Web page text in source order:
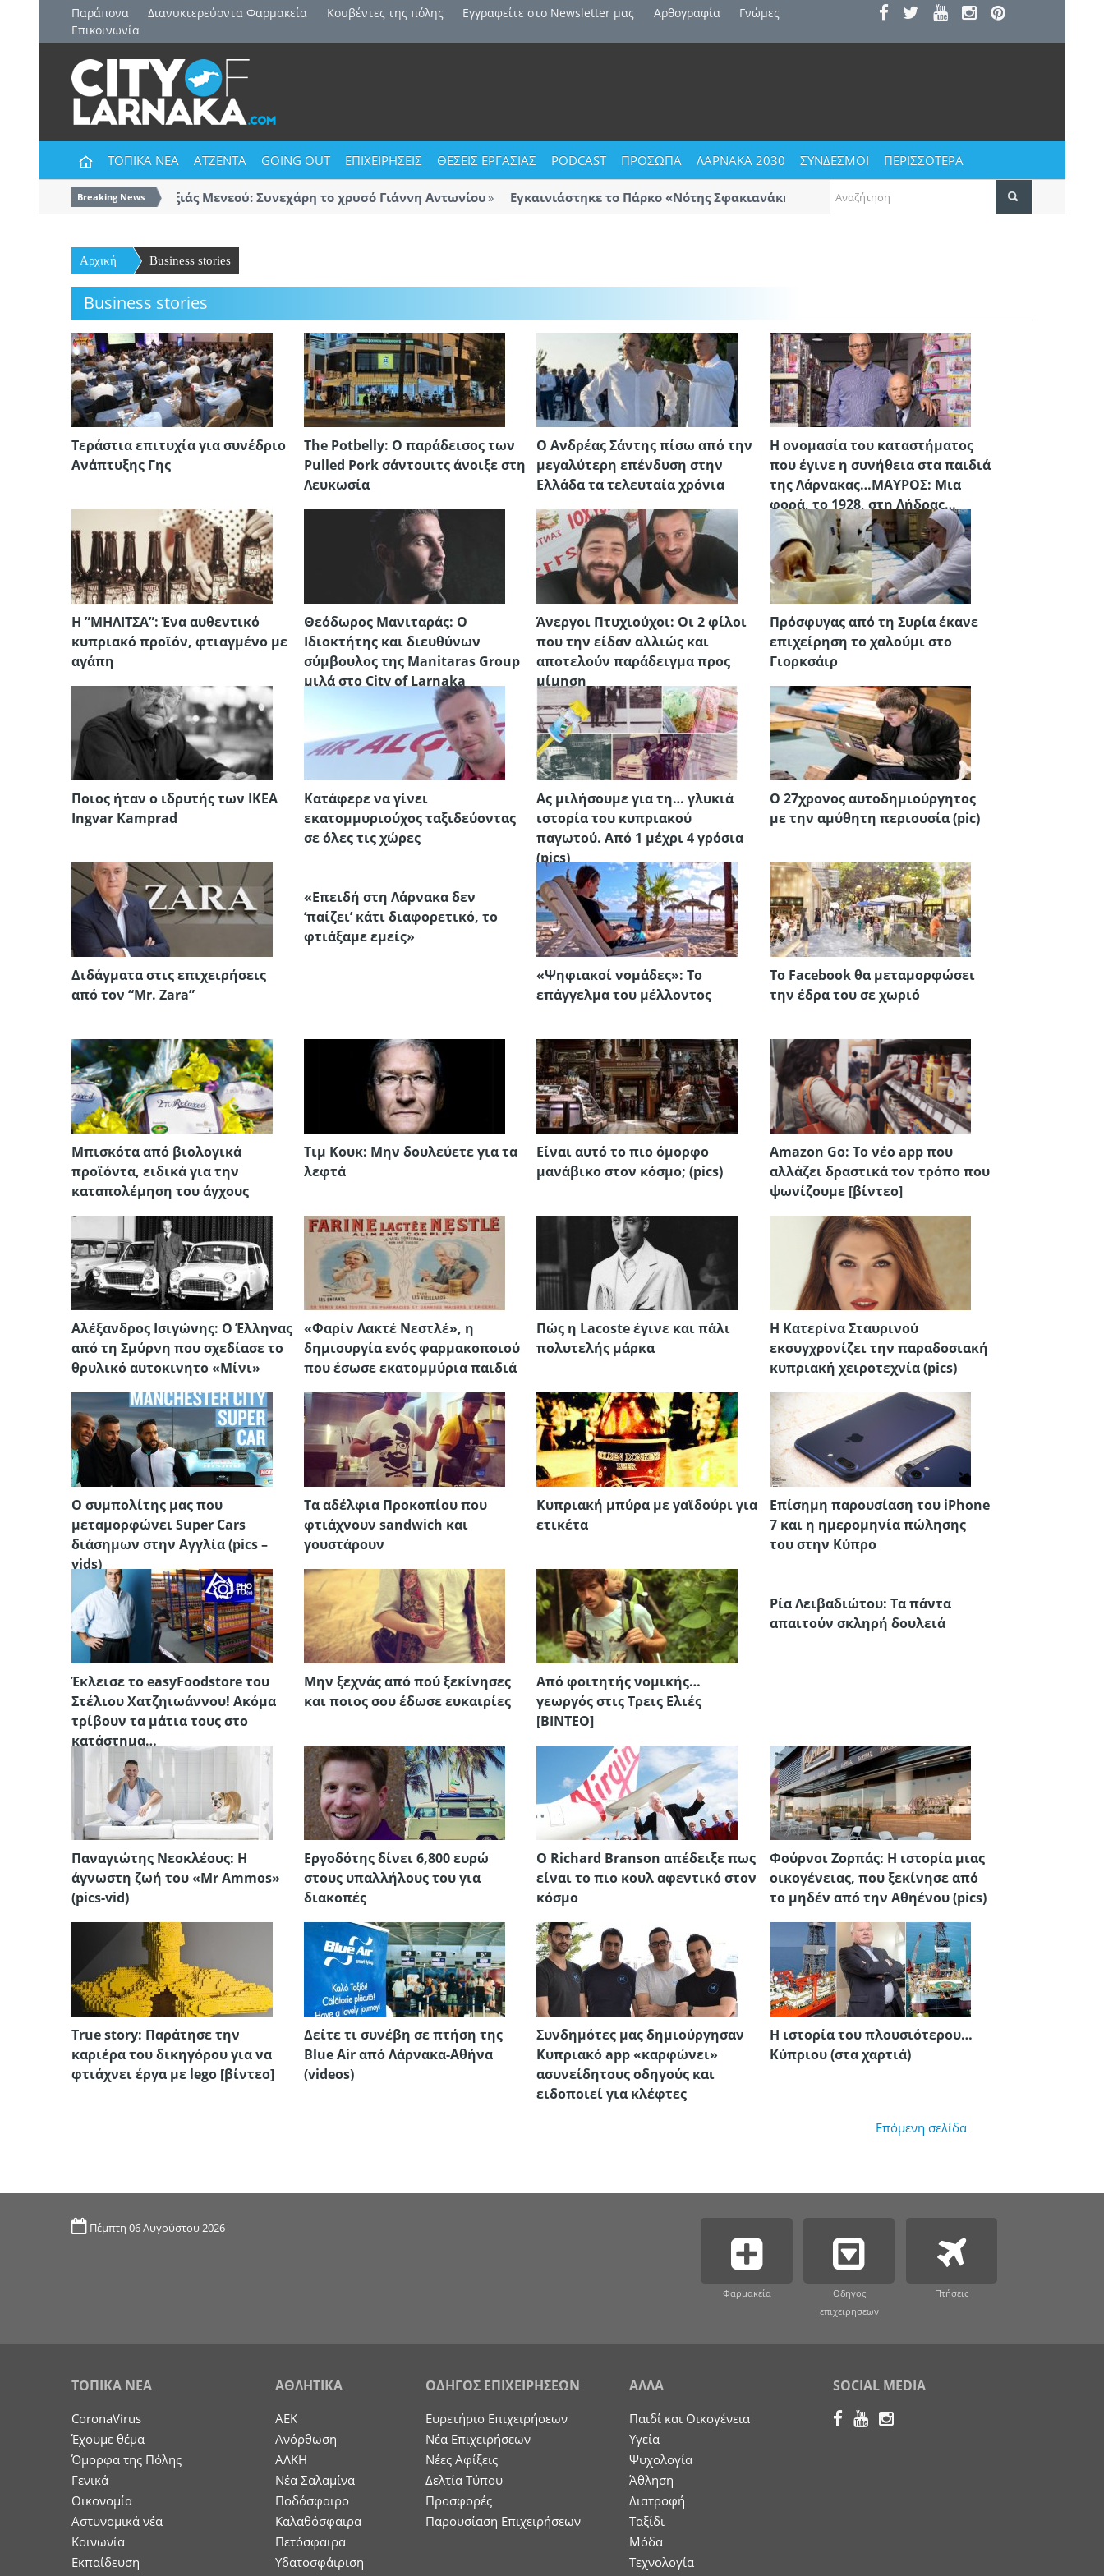
Παράπονα Διανυκτερεύοντα Φαρμακεία Kουβέντες της πόλης Εγγραφείτε στο Newsletter μας Αρθογραφία
Γνώμες
Επικοινωνία
ΤΟΠΙΚΑ ΝΕΑ ΑΤΖΕΝΤΑ GOING OUT ΕΠΙΧΕΙΡΗΣΕΙΣ ΘΕΣΕΙΣ ΕΡΓΑΣΙΑΣ PODCAST ΠΡΟΣΩΠΑ ΛΑΡΝΑΚΑ 2030 ΣΥΝΔΕΣΜΟΙ ΠΕΡΙΣΣΟΤΕΡΑ
Breaking News
Δήμος Δρομολαξιάς Μενεού: Συνεχάρη το χρυσό Γιάννη Αντωνίου Εγκαινιάστηκε το Πάρκο «Νότης Σφακιανάκης» στην Πύλα
Η κατοικία ως κοινωνικό αγαθό |
το Α’ βραβείο για προσιτή στέγη
Αρχική Business stories
Business stories
Τεράστια επιτυχία για συνέδριο
Ανάπτυξης Γης
The Potbelly: Ο παράδεισος των
Pulled Pork σάντουιτς άνοιξε στη
Λευκωσία
Ο Ανδρέας Σάντης πίσω από την
μεγαλύτερη επένδυση στην
Ελλάδα τα τελευταία χρόνια
Η ονομασία του καταστήματος
που έγινε η συνήθεια στα παιδιά
της Λάρνακας…ΜΑΥΡΟΣ: Μια
φορά, το 1928, στη Λήδρας…
H ”ΜΗΛΙΤΣΑ”: Ένα αυθεντικό
κυπριακό προϊόν, φτιαγμένο με
αγάπη
Θεόδωρος Μανιταράς: O
Ιδιοκτήτης και διευθύνων
σύμβουλος της Manitaras Group
μιλά στο City of Larnaka
Άνεργοι Πτυχιούχοι: Oι 2 φίλοι
που την είδαν αλλιώς και
αποτελούν παράδειγμα προς
μίμηση
Πρόσφυγας από τη Συρία έκανε
επιχείρηση το χαλούμι στο
Γιορκσάιρ
Ποιος ήταν ο ιδρυτής των IKEA
Ingvar Kamprad
Κατάφερε να γίνει
εκατομμυριούχος ταξιδεύοντας
σε όλες τις χώρες
Ας μιλήσουμε για τη… γλυκιά
ιστορία του κυπριακού
παγωτού. Από 1 μέχρι 4 γρόσια
(pics)
Ο 27χρονος αυτοδημιούργητος
με την αμύθητη περιουσία (pic)
Διδάγματα στις επιχειρήσεις
από τον “Mr. Zara”
«Επειδή στη Λάρνακα δεν
‘παίζει’ κάτι διαφορετικό, το
φτιάξαμε εμείς»
«Ψηφιακοί νομάδες»: Το
επάγγελμα του μέλλοντος
Το Facebook θα μεταμορφώσει
την έδρα του σε χωριό
Μπισκότα από βιολογικά
προϊόντα, ειδικά για την
καταπολέμηση του άγχους
Τιμ Κουκ: Μην δουλεύετε για τα
λεφτά
Είναι αυτό το πιο όμορφο
μανάβικο στον κόσμο; (pics)
Amazon Go: Το νέο app που
αλλάζει δραστικά τον τρόπο που
ψωνίζουμε [βίντεο]
Αλέξανδρος Ισιγώνης: Ο Έλληνας
από τη Σμύρνη που σχεδίασε το
θρυλικό αυτοκινητο «Μίνι»
«Φαρίν Λακτέ Νεστλέ», η
δημιουργία ενός φαρμακοποιού
που έσωσε εκατομμύρια παιδιά
Πώς η Lacoste έγινε και πάλι
πολυτελής μάρκα
Η Κατερίνα Σταυρινού
εκσυγχρονίζει την παραδοσιακή
κυπριακή χειροτεχνία (pics)
O συμπολίτης μας που
μεταμορφώνει Super Cars
διάσημων στην Αγγλία (pics –
vids)
Τα αδέλφια Προκοπίου που
φτιάχνουν sandwich και
γουστάρουν
Κυπριακή μπύρα με γαϊδούρι για
ετικέτα
Επίσημη παρουσίαση του iPhone
7 και η ημερομηνία πώλησης
του στην Κύπρο
Έκλεισε το easyFoodstore του
Στέλιου Χατζηιωάννου! Ακόμα
τρίβουν τα μάτια τους στο
κατάστημα…
Μην ξεχνάς από πού ξεκίνησες
και ποιος σου έδωσε ευκαιρίες
Από φοιτητής νομικής…
γεωργός στις Τρεις Ελιές
[ΒΙΝΤΕΟ]
Ρία Λειβαδιώτου: Τα πάντα
απαιτούν σκληρή δουλειά
Παναγιώτης Νεοκλέους: Η
άγνωστη ζωή του «Mr Ammos»
(pics-vid)
Εργοδότης δίνει 6,800 ευρώ
στους υπαλλήλους του για
διακοπές
O Richard Branson απέδειξε πως
είναι το πιο κουλ αφεντικό στον
κόσμο
Φούρνοι Ζορπάς: Η ιστορία μιας
οικογένειας, που ξεκίνησε από
το μηδέν από την Αθηένου (pics)
True story: Παράτησε την
καριέρα του δικηγόρου για να
φτιάχνει έργα με lego [βίντεο]
Δείτε τι συνέβη σε πτήση της
Blue Air από Λάρνακα-Αθήνα
(videos)
Συνδημότες μας δημιούργησαν
Κυπριακό app «καρφώνει»
ασυνείδητους οδηγούς και
ειδοποιεί για κλέφτες
Η ιστορία του πλουσιότερου…
Κύπριου (στα χαρτιά)
Επόμενη σελίδα
Πέμπτη 06 Αυγούστου 2026
Φαρμακεία
Οδηγος
επιχειρησεων
Πτήσεις
ΤΟΠΙΚΑ ΝΕΑ
CoronaVirus
Έχουμε θέμα
Όμορφα της Πόλης
Γενικά
Οικονομία
Aστυνομικά νέα
Κοινωνία
Εκπαίδευση
ΑΘΛΗΤΙΚΑ
ΑΕΚ
Ανόρθωση
ΑΛΚΗ
Νέα Σαλαμίνα
Ποδόσφαιρο
Καλαθόσφαιρα
Πετόσφαιρα
Υδατοσφάιριση
ΟΔΗΓΟΣ ΕΠΙΧΕΙΡΗΣΕΩΝ
Ευρετήριο Επιχειρήσεων
Nέα Επιχειρήσεων
Νέες Αφίξεις
Δελτία Τύπου
Προσφορές
Παρουσίαση Επιχειρήσεων
ΑΛΛΑ
Παιδί και Οικογένεια
Υγεία
Ψυχολογία
Άθληση
Διατροφή
Ταξίδι
Μόδα
Τεχνολογία
SOCIAL MEDIA